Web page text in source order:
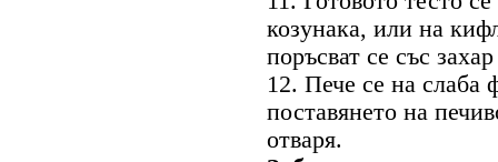
козунака, или на
поръсват се със
12. Пече се на слаба
поставянето на
отваря.